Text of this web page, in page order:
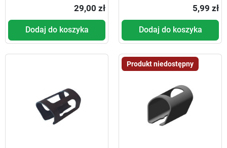
29,00 zł
Dodaj do koszyka
5,99 zł
Dodaj do koszyka
Produkt niedostępny